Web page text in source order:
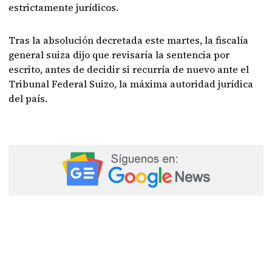
estrictamente jurídicos.
Tras la absolución decretada este martes, la fiscalía
general suiza dijo que revisaría la sentencia por
escrito, antes de decidir si recurría de nuevo ante el
Tribunal Federal Suizo, la máxima autoridad jurídica
del país.